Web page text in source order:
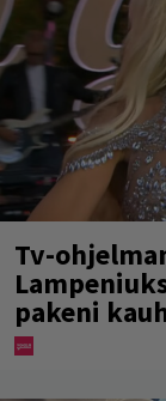
Tv-
pakeni